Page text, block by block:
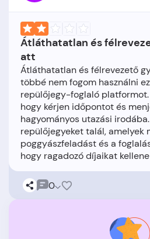
Átláthatatlan és
att
Átláthatatlan és félrevezető
többé nem fogom használni
repülőjegy-foglaló
hogy kérjen időpontot és
hagyományos utazási
repülőjegyeket talál, amelyek
poggyászfeladást és a
0